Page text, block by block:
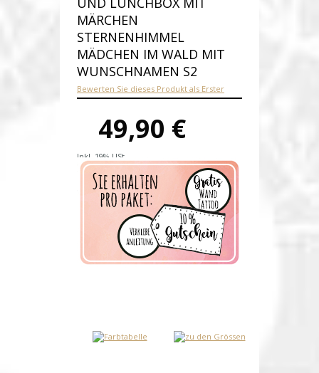
MÄRCHEN
STERNENHIMMEL
MÄDCHEN IM WALD MIT
WUNSCHNAMEN S2
Bewerten Sie dieses Produkt als Erster
49,90 €
Inkl. 19% USt.
Versandkosten
Produktnummer:S2-E
Verfügbarkeit:Auf Lager
Lieferzeit: 1-2 Werktage